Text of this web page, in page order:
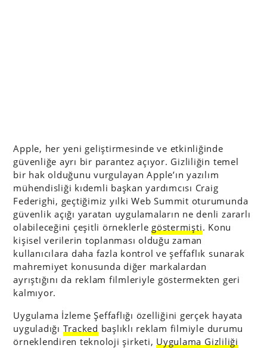
Apple, her yeni geliştirmesinde ve etkinliğinde
güvenliğe ayrı bir parantez açıyor. Gizliliğin temel
bir hak olduğunu vurgulayan Apple’ın yazılım
mühendisliği kıdemli başkan yardımcısı Craig
Federighi, geçtiğimiz yılki Web Summit oturumunda
güvenlik açığı yaratan uygulamaların ne denli zararlı
olabileceğini çeşitli örneklerle göstermişti. Konu
kişisel verilerin toplanması olduğu zaman
kullanıcılara daha fazla kontrol ve şeffaflık sunarak
mahremiyet konusunda diğer markalardan
ayrıştığını da reklam filmleriyle göstermekten geri
kalmıyor.
Uygulama İzleme Şeffaflığı özelliğini gerçek hayata
uyguladığı Tracked başlıklı reklam filmiyle durumu
örneklendiren teknoloji şirketi, Uygulama Gizliliği